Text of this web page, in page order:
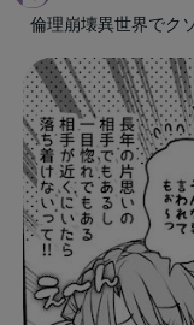
倫理崩壊異世界でク